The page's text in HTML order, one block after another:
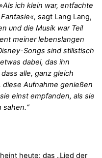
ich klein war, entfachte
sagt Lang Lang,
und die Musik war Teil
meiner lebenslangen
Songs sind stilistisch
dabei, das ihn
alle, ganz gleich
Aufnahme genießen
einst empfanden, als sie
sahen.“
heute: das „Lied der